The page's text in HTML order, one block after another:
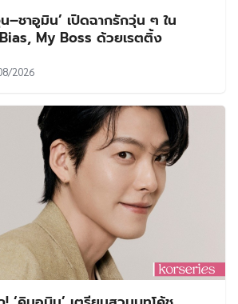
–ชาอูมิน’ เปิดฉากรักวุ่น ๆ ใน
My Boss ด้วยเรตติ้ง
2026